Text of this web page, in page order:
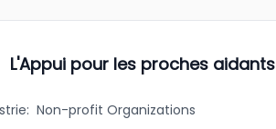
L'Appui pour les proches aidants
: Non-profit Organizations